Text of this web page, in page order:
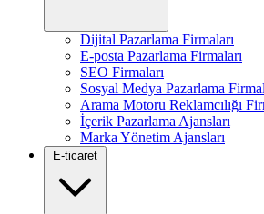
Dijital Pazarlama Firmaları
E-posta Pazarlama Firmaları
SEO Firmaları
Sosyal Medya Pazarlama
Arama Motoru Reklamcılığı
İçerik Pazarlama Ajansları
Marka Yönetim Ajansları
E-ticaret